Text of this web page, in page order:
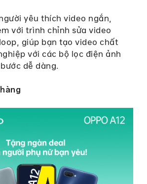
yêu thích video ngắn,
với trình chỉnh sửa video
giúp bạn tạo video chất
với các bộ lọc điện ảnh
dễ dàng.